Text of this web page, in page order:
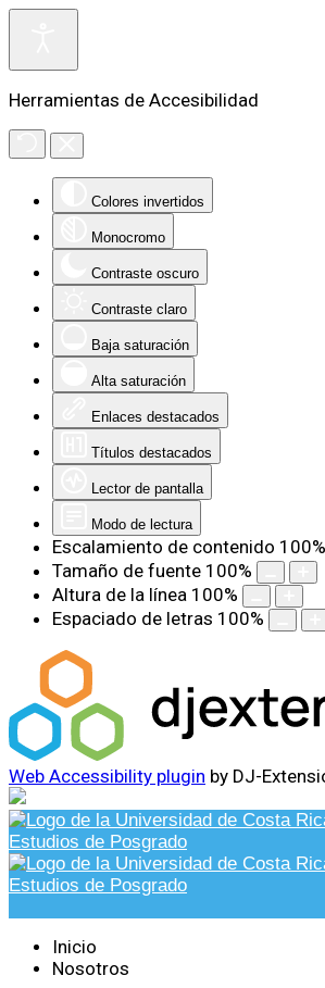
Herramientas de Accesibilidad
Colores invertidos
Monocromo
Contraste oscuro
Contraste claro
Baja saturación
Alta saturación
Enlaces destacados
Títulos destacados
Lector de pantalla
Modo de lectura
Escalamiento de contenido 100%
Tamaño de fuente 100%
Altura de la línea 100%
Espaciado de letras 100%
Web Accessibility plugin by DJ-
Inicio
Nosotros